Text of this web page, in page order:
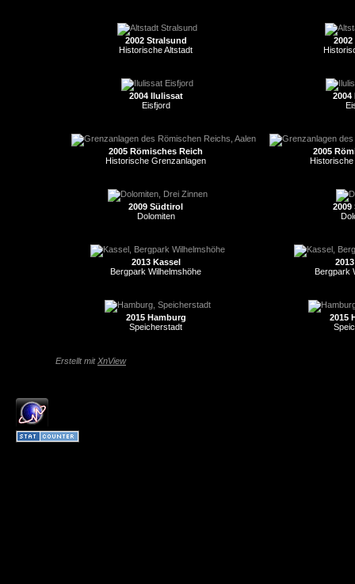
2002 Stralsund
Historische Altstadt
2002
2004 Ilulissat
Eisfjord
2004
2005 Römisches Reich
Historische Grenzanlagen
2005
2009 Südtirol
Dolomiten
2009
2013 Kassel
Bergpark Wilhelmshöhe
Bergpark
2015 Hamburg
Speicherstadt
2015
Erstellt mit XnView